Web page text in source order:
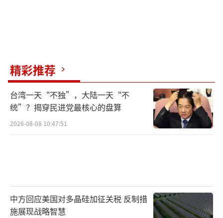
精彩推荐
台湾一天“不独”，大陆一天“不
统”？揭穿民进党最核心的盘算
2026-08-08 10:47:51
中方回应美国对多晶硅加征关税 反制措
施展现战略智慧